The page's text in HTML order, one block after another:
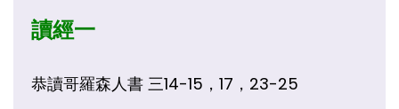
讀經一
恭讀哥羅森人書 三14-15，17，23-25